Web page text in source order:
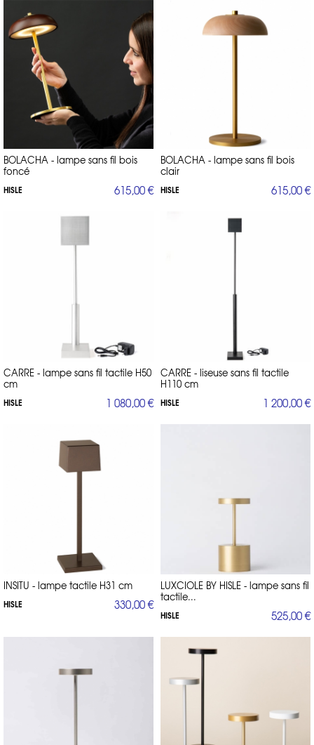
BOLACHA - lampe sans fil bois
foncé
HISLE 615,00 €
BOLACHA - lampe sans fil bois
clair
HISLE 615,00 €
CARRE - lampe sans fil tactile H50
cm
HISLE 1 080,00 €
CARRE - liseuse sans fil tactile
H110 cm
HISLE 1 200,00 €
INSITU - lampe tactile H31 cm
HISLE 330,00 €
LUXCIOLE BY HISLE - lampe sans fil
tactile...
HISLE 525,00 €